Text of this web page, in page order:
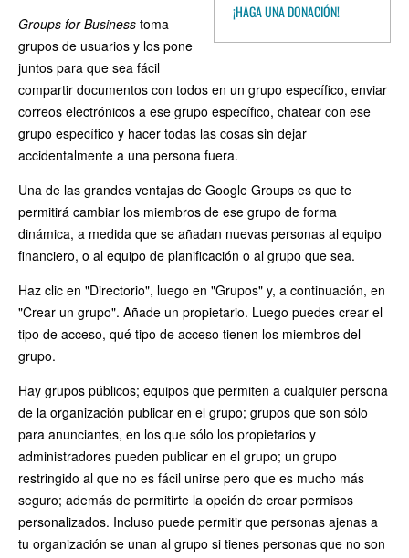
¡HAGA UNA DONACIÓN!
Groups for Business toma
grupos de usuarios y los pone
juntos para que sea fácil
compartir documentos con todos en un grupo específico, enviar
correos electrónicos a ese grupo específico, chatear con ese
grupo específico y hacer todas las cosas sin dejar
accidentalmente a una persona fuera.
Una de las grandes ventajas de Google Groups es que te
permitirá cambiar los miembros de ese grupo de forma
dinámica, a medida que se añadan nuevas personas al equipo
financiero, o al equipo de planificación o al grupo que sea.
Haz clic en "Directorio", luego en "Grupos" y, a continuación, en
"Crear un grupo". Añade un propietario. Luego puedes crear el
tipo de acceso, qué tipo de acceso tienen los miembros del
grupo.
Hay grupos públicos; equipos que permiten a cualquier persona
de la organización publicar en el grupo; grupos que son sólo
para anunciantes, en los que sólo los propietarios y
administradores pueden publicar en el grupo; un grupo
restringido al que no es fácil unirse pero que es mucho más
seguro; además de permitirte la opción de crear permisos
personalizados. Incluso puede permitir que personas ajenas a
tu organización se unan al grupo si tienes personas que no son